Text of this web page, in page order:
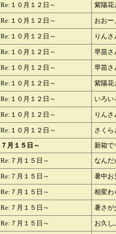
Re:１０月１２日～ 紫陽花
Re:１０月１２日～ おお
Re:１０月１２日～ りん
Re:１０月１２日～ 早苗さ
Re:１０月１２日～ 早苗さ
Re:１０月１２日～ 紫陽花
Re:１０月１２日～ いろ
Re:１０月１２日～ りん
Re:１０月１２日～
さく
７月１５日～
新箱で
Re:７月１５日～ なん
Re:７月１５日～ 暑中お
Re:７月１５日～ 相変わ
Re:７月１５日～ 暑さが
Re:７月１５日～ お久